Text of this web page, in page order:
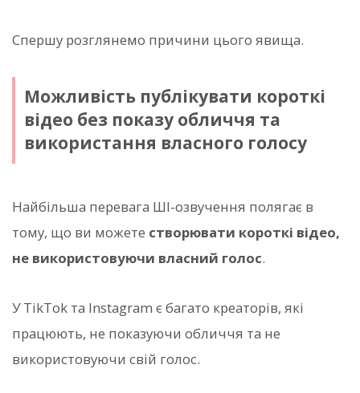
Спершу розглянемо причини цього явища.
Можливість публікувати короткі
відео без показу обличчя та
використання власного голосу
Найбільша перевага ШІ-озвучення полягає в
тому, що ви можете створювати короткі відео,
не використовуючи власний голос.
У TikTok та Instagram є багато креаторів, які
працюють, не показуючи обличчя та не
використовуючи свій голос.